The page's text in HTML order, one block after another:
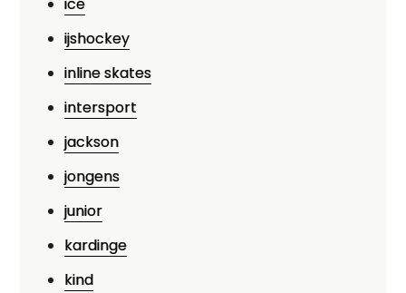
ijshockey
inline skates
intersport
jackson
jongens
junior
kardinge
kind